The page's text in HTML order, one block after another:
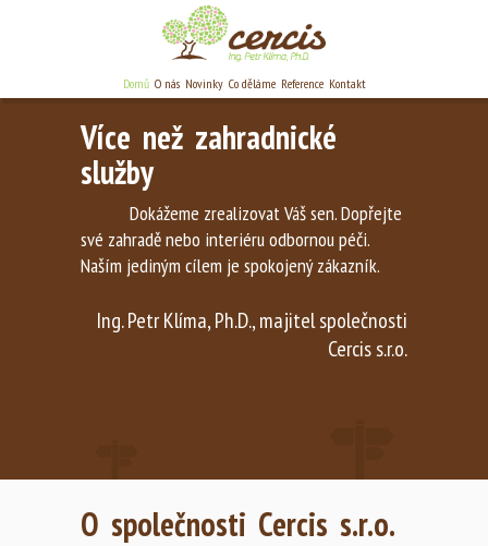
Domů O nás Novinky Co děláme Reference Kontakt
Více než zahradnické
služby
Dokážeme zrealizovat Váš sen. Dopřejte
své zahradě nebo interiéru odbornou péči.
Naším jediným cílem je spokojený zákazník.
Ing. Petr Klíma, Ph.D., majitel společnosti
Cercis s.r.o.
O společnosti Cercis s.r.o.